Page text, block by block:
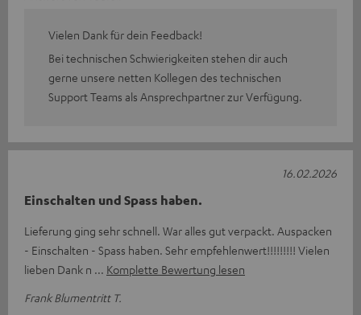
Vielen Dank für dein Feedback!
Bei technischen Schwierigkeiten stehen dir auch
gerne unsere netten Kollegen des technischen
Support Teams als Ansprechpartner zur Verfügung.
Einschalten und Spass haben.
Lieferung ging sehr schnell. War alles gut verpackt. Auspacken
- Einschalten - Spass haben. Sehr empfehlenwert!!!!!!!!! Vielen
lieben Dank n
Komplette Bewertung lesen
Frank Blumentritt T.
16.02.2026